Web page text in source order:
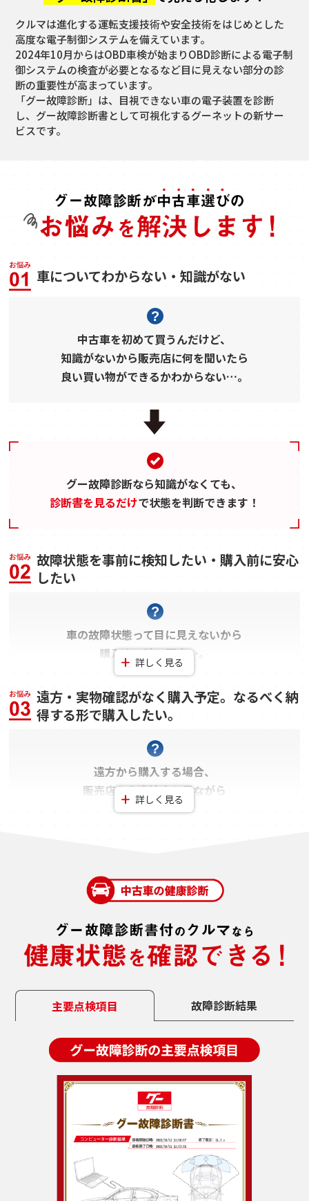
クルマは進化する運転支援技術や安全技術をはじめとした
高度な電子制御システムを備えています。
2024年10月からはOBD車検が始まりOBD診断による電子制
御システムの検査が必要となるなど目に見えない部分の診
断の重要性が高まっています。
「グー故障診断」は、目視できない車の電子装置を診断
し、グー故障診断書として可視化するグーネットの新サー
ビスです。
車についてわからない・知識がない
中古車を初めて買うんだけど、
知識がないから販売店に何を聞いたら
良い買い物ができるかわからない…。
グー故障診断なら知識がなくても、
診断書を見るだけで状態を判断できます！
故障状態を事前に検知したい・購入前に安心
したい
詳しく見る
車の故障状態って目に見えないから
購入する時に不安…。
何か事前に確認できる方法はないかなぁ。
グー故障診断なら電子系統の故障トラブルを
「見える化」 で事前回避！
遠方・実物確認がなく購入予定。なるべく納
得する形で購入したい。
詳しく見る
遠方から購入する場合、
販売店から直接車を見ながら
判断したり、聞けないもの。
いるため、納得して購入を進められます。
主要点検項目 故障診断結果